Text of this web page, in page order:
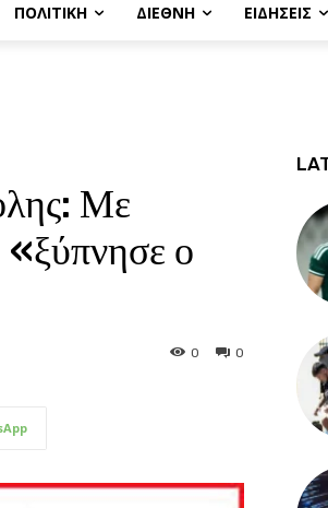
ΠΟΛΙΤΙΚΗ ΔΙΕΘΝΗ EIΔΗΣΕΙΣ
Με
ο
0
0